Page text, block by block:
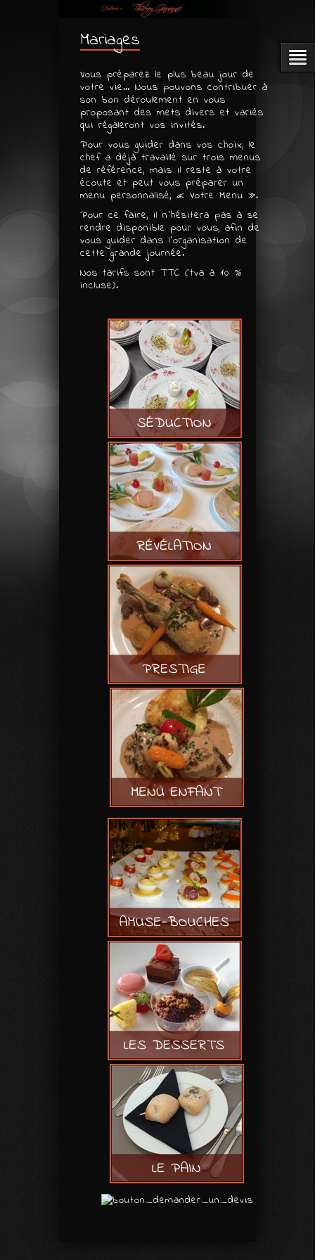
Mariages
Vous préparez le plus beau jour de
votre vie… Nous pouvons contribuer à
son bon déroulement en vous
proposant des mets divers et variés
qui régaleront vos invités.
Pour vous guider dans vos choix, le
chef a déjà travaillé sur trois menus
de référence, mais il reste à votre
écoute et peut vous préparer un
menu personnalisé, « Votre Menu ».
Pour ce faire, il n’hésitera pas à se
rendre disponible pour vous, afin de
vous guider dans l’organisation de
cette grande journée.
Nos tarifs sont TTC (tva à 10 %
incluse).